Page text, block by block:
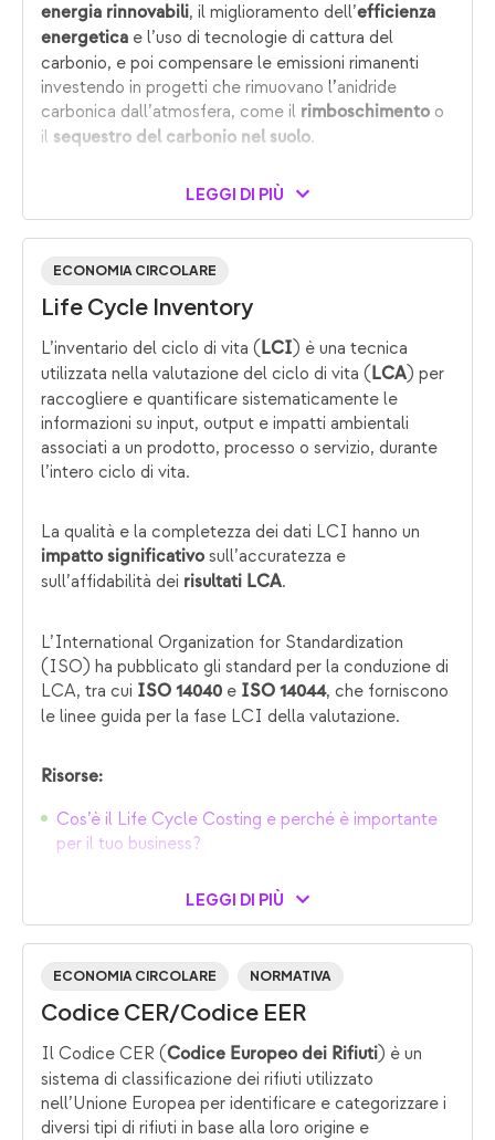
energia rinnovabili, il miglioramento dell’efficienza
energetica e l’uso di tecnologie di cattura del
carbonio, e poi compensare le emissioni rimanenti
investendo in progetti che rimuovano l’anidride
carbonica dall’atmosfera, come il rimboschimento o
il sequestro del carbonio nel suolo.
LEGGI DI PIÙ
ECONOMIA CIRCOLARE
Life Cycle Inventory
L’inventario del ciclo di vita (LCI) è una tecnica
utilizzata nella valutazione del ciclo di vita (LCA) per
raccogliere e quantificare sistematicamente le
informazioni su input, output e impatti ambientali
associati a un prodotto, processo o servizio, durante
l’intero ciclo di vita.
La qualità e la completezza dei dati LCI hanno un
impatto significativo sull’accuratezza e
sull’affidabilità dei risultati LCA.
L’International Organization for Standardization
(ISO) ha pubblicato gli standard per la conduzione di
LCA, tra cui ISO 14040 e ISO 14044, che forniscono
le linee guida per la fase LCI della valutazione.
Risorse:
Cos’è il Life Cycle Costing e perché è importante
per il tuo business?
LEGGI DI PIÙ
ECONOMIA CIRCOLARE NORMATIVA
Codice CER/Codice EER
Il Codice CER (Codice Europeo dei Rifiuti) è un
sistema di classificazione dei rifiuti utilizzato
nell’Unione Europea per identificare e categorizzare i
diversi tipi di rifiuti in base alla loro origine e